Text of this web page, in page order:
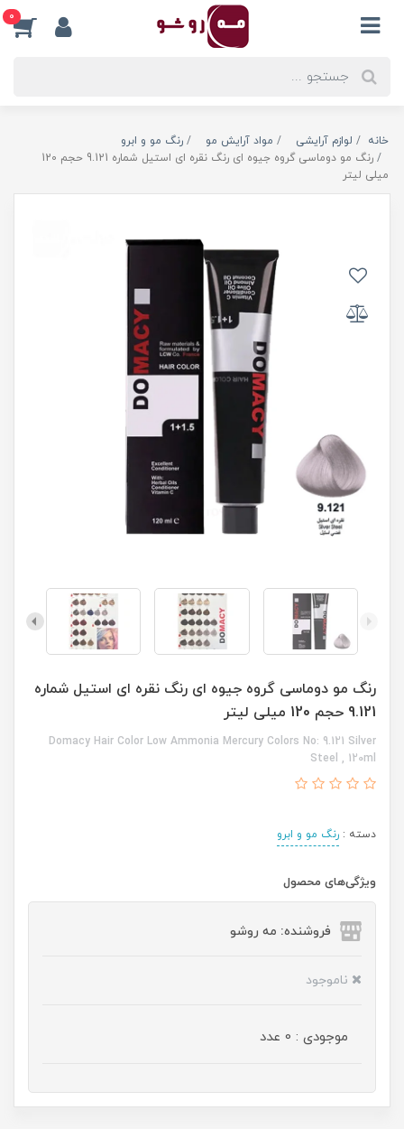
0
خانه لوازم آرایشی مواد آرایش مو
رنگ مو و ابرو
رنگ مو دوماسی گروه جیوه ای رنگ نقره ای استیل شماره 9.121 حجم 120
میلی لیتر
رنگ مو دوماسی گروه جیوه ای رنگ نقره ای استیل شماره
9.121 حجم 120 میلی لیتر
Domacy Hair Color Low Ammonia Mercury Colors No: 9.121 Silver
Steel , 120ml
دسته : رنگ مو و ابرو
ویژگی‌های محصول
فروشنده: مه رو‌شو
ناموجود
موجودی : 0 عدد